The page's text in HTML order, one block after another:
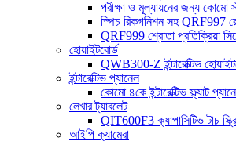
পরীক্ষা ও মূল্যায়নের জন্য কোমো
স্পিচ রিকগনিশন সহ QRF997
QRF999 শ্রোতা প্রতিক্রিয়া
হোয়াইটবোর্ড
QWB300-Z ইন্টারেক্টিভ
ইন্টারেক্টিভ প্যানেল
কোমো ৪কে ইন্টারেক্টিভ ফ্ল্যাট
লেখার ট্যাবলেট
QIT600F3 ক্যাপাসিটিভ টাচ
আইপি ক্যামেরা